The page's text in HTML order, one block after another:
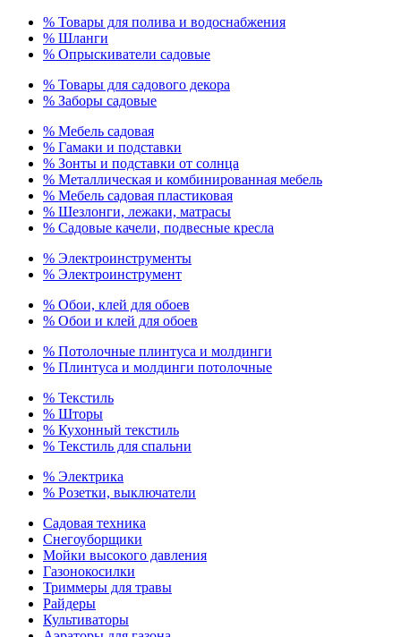
% Товары для полива и водоснабжения
% Шланги
% Опрыскиватели садовые
% Товары для садового декора
% Заборы садовые
% Мебель садовая
% Гамаки и подставки
% Зонты и подставки от солнца
% Металлическая и комбинированная мебель
% Мебель садовая пластиковая
% Шезлонги, лежаки, матрасы
% Садовые качели, подвесные кресла
% Электроинструменты
% Электроинструмент
% Обои, клей для обоев
% Обои и клей для обоев
% Потолочные плинтуса и молдинги
% Плинтуса и молдинги потолочные
% Текстиль
% Шторы
% Кухонный текстиль
% Текстиль для спальни
% Электрика
% Розетки, выключатели
Садовая техника
Снегоуборщики
Мойки высокого давления
Газонокосилки
Триммеры для травы
Райдеры
Культиваторы